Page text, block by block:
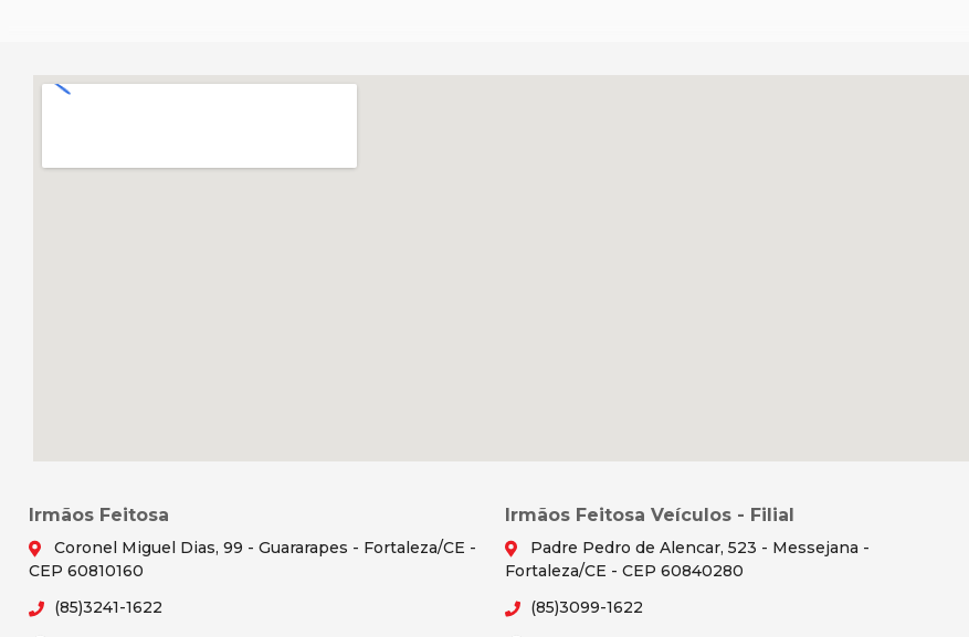
Irmãos Feitosa
Coronel Miguel Dias, 99 - Guararapes - Fortaleza/CE -
CEP 60810160
(85)3241-1622
Irmãos Feitosa Veículos - Filial
Padre Pedro de Alencar, 523 - Messejana -
Fortaleza/CE - CEP 60840280
(85)3099-1622